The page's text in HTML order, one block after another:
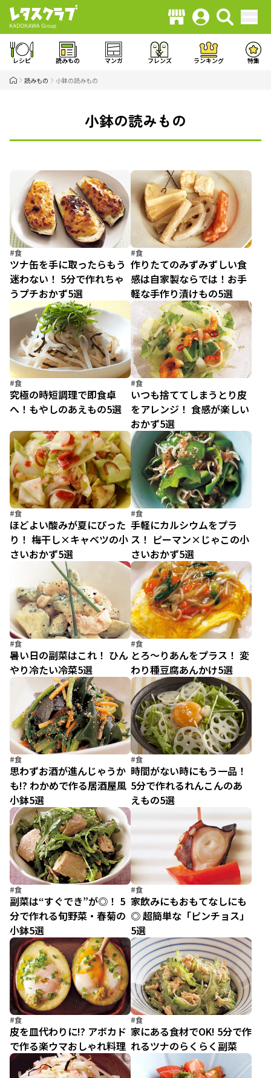
レシピ 読みもの マンガ フレンズ ランキング 特集
読みもの 小鉢の読みもの
小鉢の読みもの
#食
ツナ缶を手に取ったらもう
迷わない！ 5分で作れちゃ
うプチおかず5選
#食
作りたてのみずみずしい食
感は自家製ならでは！お手
軽な手作り漬けもの5選
#食
究極の時短調理で即食卓
へ！もやしのあえもの5選
#食
いつも捨ててしまうとり皮
をアレンジ！ 食感が楽しい
おかず5選
#食
ほどよい酸みが夏にぴった
り！ 梅干し×キャベツの小
さいおかず5選
#食
手軽にカルシウムをプラ
ス！ ピーマン×じゃこの小
さいおかず5選
#食
暑い日の副菜はこれ！ ひん
やり冷たい冷菜5選
#食
とろ～りあんをプラス！ 変
わり種豆腐あんかけ5選
#食
思わずお酒が進んじゃうか
も!? わかめで作る居酒屋風
小鉢5選
#食
時間がない時にもう一品！
5分で作れるれんこんのあ
えもの5選
#食
副菜は“すぐでき”が◎！ 5
分で作れる旬野菜・春菊の
小鉢5選
#食
家飲みにもおもてなしにも
◎ 超簡単な「ピンチョス」
5選
#食
皮を皿代わりに!? アボカド
で作る楽ウマおしゃれ料理
#食
家にある食材でOK! 5分で作
れるツナのらくらく副菜